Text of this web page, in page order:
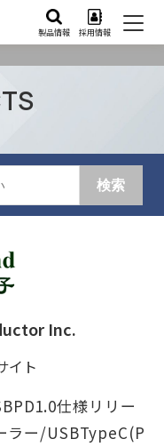
製品情報 採用情報
Inc.
イト
仕様リリー
ラー/USBTypeC(P